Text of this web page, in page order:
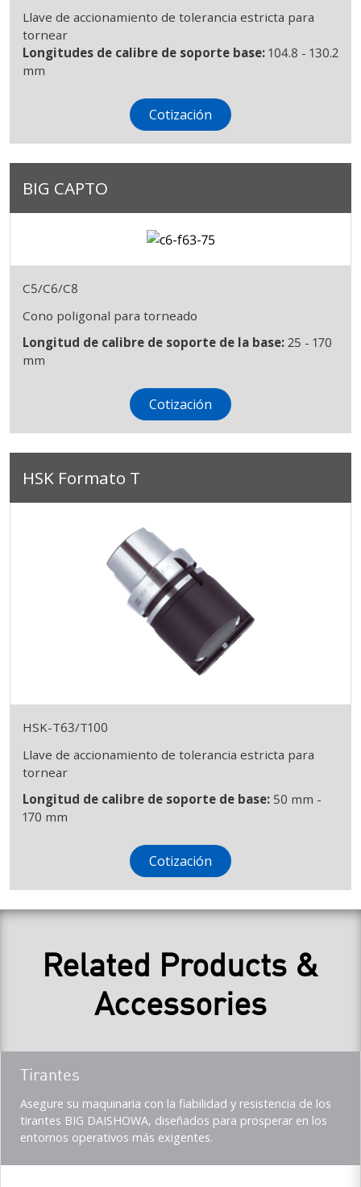
Llave de accionamiento de tolerancia estricta para
tornear
Longitudes de calibre de soporte base: 104.8 - 130.2
mm
Cotización
BIG CAPTO
C5/C6/C8
Cono poligonal para torneado
Longitud de calibre de soporte de la base: 25 - 170
mm
Cotización
HSK Formato T
HSK-T63/T100
Llave de accionamiento de tolerancia estricta para
tornear
Longitud de calibre de soporte de base: 50 mm -
170 mm
Cotización
Related Products &
Accessories
Teaser
title
Tirantes
Teaser
description
(Imperial)
Asegure su maquinaria con la fiabilidad y resistencia de los
tirantes BIG DAISHOWA, diseñados para prosperar en los
entornos operativos más exigentes.